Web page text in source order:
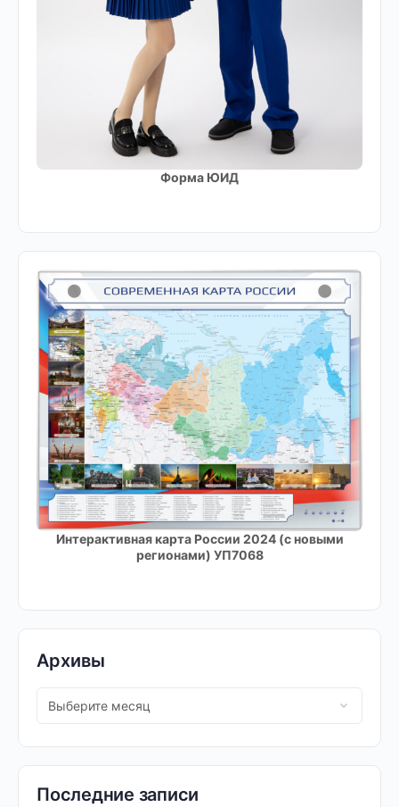
Форма ЮИД
Интерактивная карта России 2024 (с новыми
регионами) УП7068
Архивы
Последние записи